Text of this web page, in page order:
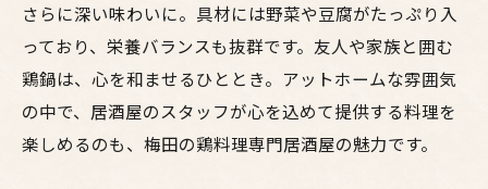
さらに深い味わいに。具材には野菜や豆腐がたっぷり入
っており、栄養バランスも抜群です。友人や家族と囲む
鶏鍋は、心を和ませるひととき。アットホームな雰囲気
の中で、居酒屋のスタッフが心を込めて提供する料理を
楽しめるのも、梅田の鶏料理専門居酒屋の魅力です。